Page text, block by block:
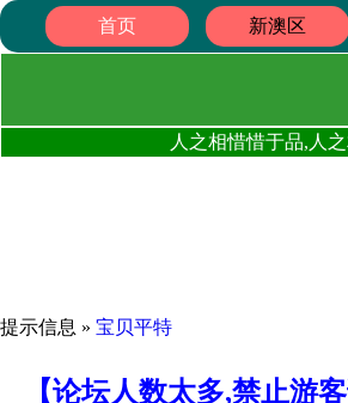
首页 新澳区
人之相惜惜于品,人
提示信息 » 宝贝平特
【论坛人数太多,禁止游